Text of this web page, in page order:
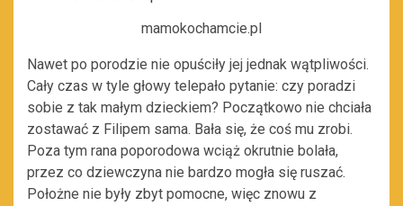
mamokochamcie.pl
Nawet po porodzie nie opuściły jej jednak wątpliwości.
Cały czas w tyle głowy telepało pytanie: czy poradzi
sobie z tak małym dzieckiem? Początkowo nie chciała
zostawać z Filipem sama. Bała się, że coś mu zrobi.
Poza tym rana poporodowa wciąż okrutnie bolała,
przez co dziewczyna nie bardzo mogła się ruszać.
Położne nie były zbyt pomocne, więc znowu z